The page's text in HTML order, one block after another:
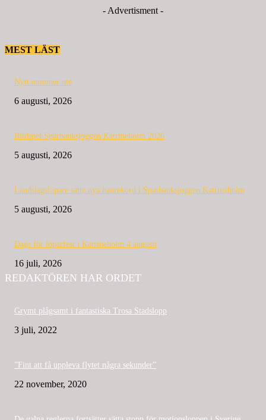
- Advertisment -
MEST LÄST
Nytt nummer ute
6 augusti, 2026
Bildspel Sparbanksjoggen Katrineholm 2026
5 augusti, 2026
Landslagslöpare satte nya banrekord i Sparbanksjoggen Katrineholm
5 augusti, 2026
Dags för löparfest i Katrineholm 4 augusti
16 juli, 2026
REDAKTÖREN HAR ORDET
Grymt plågsamt i fantastiska Trosa Stadslopp
3 juli, 2022
”Fint att få uppleva flytet några sekunder”
22 november, 2020